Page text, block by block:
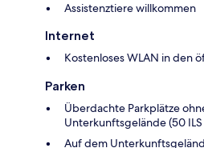
Assistenztiere willkommen
Internet
Kostenloses WLAN in den
Parken
Überdachte Parkplätze
Unterkunftsgelände (50
Auf dem